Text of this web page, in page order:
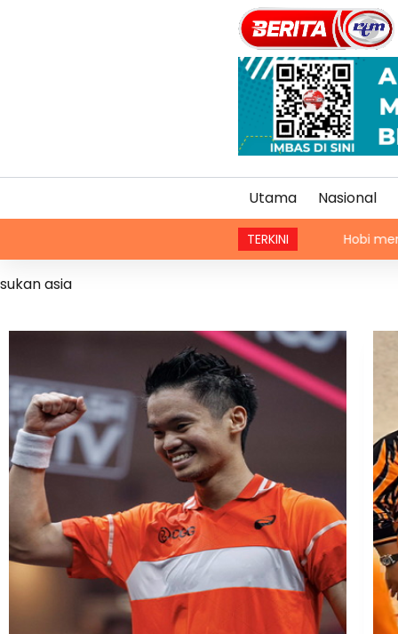
Utama Nasional
TERKINI
Hobi menunggang
sukan asia